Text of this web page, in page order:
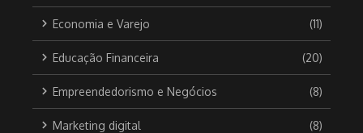
Economia e Varejo (11)
Educação Financeira (20)
Empreendedorismo e Negócios (8)
Marketing digital (8)